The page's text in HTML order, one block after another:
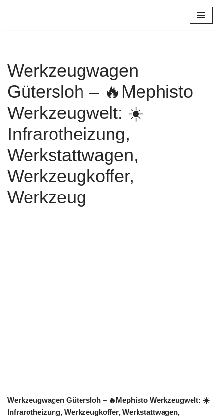
Werkzeugwagen
Gütersloh – 🔥Mephisto
Werkzeugwelt: ☀️
Infrarotheizung,
Werkstattwagen,
Werkzeugkoffer,
Werkzeug
Werkzeugwagen Gütersloh – 🔥Mephisto Werkzeugwelt: ☀️
Infrarotheizung, Werkzeugkoffer, Werkstattwagen,